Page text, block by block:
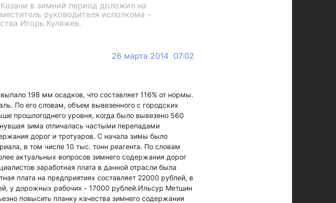
в зимний период доложил на
руководителя исполкома -
Игорь Куляжев.
26 марта 2014 07:02
198 мм осадков, что составляет 116% от нормы.
По его словам, объем вывезенного с городских
прошлогоднего уровня, когда было вывезено 560
зима отличалась частыми перепадами
дорог и тротуаров. С начала зимы было
в том числе 10 тыс. тонн реагента. По словам
актуальных вопросов зимнего содержания дорог
заработная плата в данной отрасли была
плата на предприятиях составляет 22000 рублей, в
у дорожных рабочих - 17000 рублей.Ильсур Метшин
повысить планку качества зимнего содержания